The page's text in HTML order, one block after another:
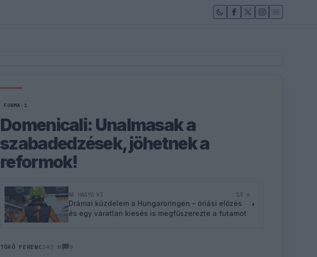
FORMA-1
Domenicali: Unalmasak a
szabadedzések, jöhetnek a
reformok!
NE HAGYD KI 13 n
Drámai küzdelem a Hungaroringen – óriási előzés
és egy váratlan kiesés is megfűszerezte a futamot
TÖRŐ FERENC245 N 0